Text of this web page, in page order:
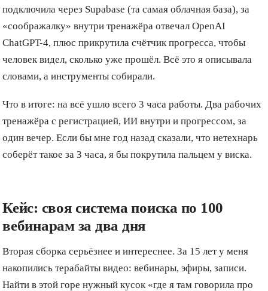
подключила через Supabase (та самая облачная база), за
«соображалку» внутри тренажёра отвечал OpenAI
ChatGPT-4, плюс прикрутила счётчик прогресса, чтобы
человек видел, сколько уже прошёл. Всё это я описывала
словами, а инструменты собирали.
Что в итоге: на всё ушло всего 3 часа работы. Два рабочих
тренажёра с регистрацией, ИИ внутри и прогрессом, за
один вечер. Если бы мне год назад сказали, что нетехнарь
соберёт такое за 3 часа, я бы покрутила пальцем у виска.
Кейс: своя система поиска по 100
вебинарам за два дня
Вторая сборка серьёзнее и интереснее. За 15 лет у меня
накопились терабайты видео: вебинары, эфиры, записи.
Найти в этой горе нужный кусок «где я там говорила про